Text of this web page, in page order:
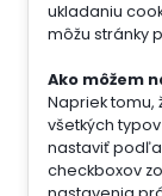
ukladaniu
môžu stránky
Ako môžem
Napriek
všetkých
nastaviť
checkboxov